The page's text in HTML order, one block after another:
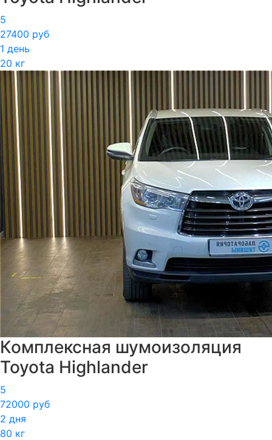
5
27400 руб
1 день
20 кг
Комплексная шумоизоляция
Toyota Highlander
5
72000 руб
2 дня
80 кг